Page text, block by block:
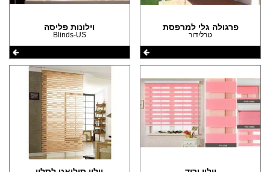
פרגולה גלי למרפסת
טרלידור
וילונות פליסה
Blinds-US